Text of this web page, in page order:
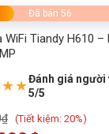
ECO
Đã bán 56
WiFi Tiandy H610 –
Đánh giá người
5/5
₫ (Tiết kiệm: 20%)